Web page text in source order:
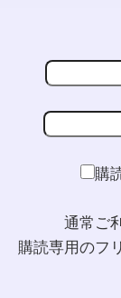
購
通常ご
購読専用のフ